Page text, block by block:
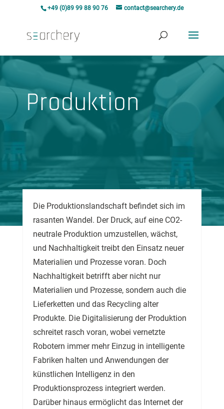
+49 (0)89 99 88 90 76 contact@searchery.de
Produktion
Die Produktionslandschaft befindet sich im
rasanten Wandel. Der Druck, auf eine CO2-
neutrale Produktion umzustellen, wächst,
und Nachhaltigkeit treibt den Einsatz neuer
Materialien und Prozesse voran. Doch
Nachhaltigkeit betrifft aber nicht nur
Materialien und Prozesse, sondern auch die
Lieferketten und das Recycling alter
Produkte. Die Digitalisierung der Produktion
schreitet rasch voran, wobei vernetzte
Robotern immer mehr Einzug in intelligente
Fabriken halten und Anwendungen der
künstlichen Intelligenz in den
Produktionsprozess integriert werden.
Darüber hinaus ermöglicht das Internet der